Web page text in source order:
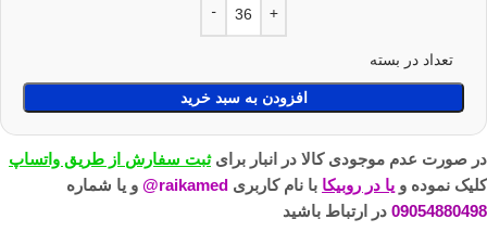
تعداد در بسته
افزودن به سبد خرید
در صورت عدم موجودی کالا در انبار برایثبت سفارش از طریق واتساپ
کلیک نموده و یا در روبیکا با نام کاربری raikamed@
و یا شماره
09054880498 در ارتباط باشید